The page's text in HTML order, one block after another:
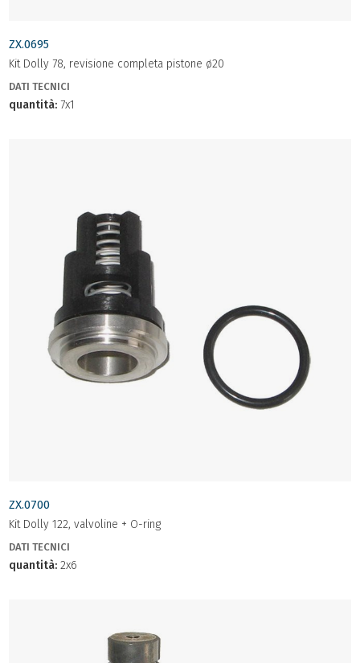
ZX.0695
Kit Dolly 78, revisione completa pistone ø20
DATI TECNICI
quantità: 7x1
ZX.0700
Kit Dolly 122, valvoline + O-ring
DATI TECNICI
quantità: 2x6